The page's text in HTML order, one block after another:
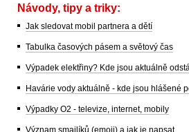
Návody, tipy a triky:
Jak sledovat mobil partnera a dětí
Tabulka časových pásem a světový čas
Výpadek elektřiny? Kde jsou aktuálně
Havárie vody aktuálně - kde jsou hlášené
Výpadky O2 - televize, internet, mobily
Význam smajlíků (emoji) a jak je napsat